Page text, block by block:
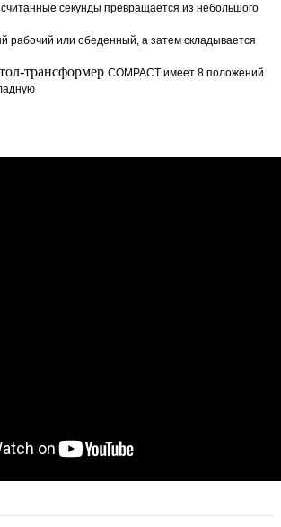
секунды превращается из небольшого
рабочий или обеденный, а затем складывается
трансформер COMPACT имеет 8 положений